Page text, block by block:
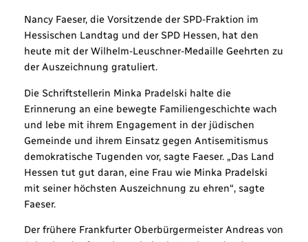
Nancy Faeser, die Vorsitzende der SPD-Fraktion im
Hessischen Landtag und der SPD Hessen, hat den
heute mit der Wilhelm-Leuschner-Medaille Geehrten zu
der Auszeichnung gratuliert.
Die Schriftstellerin Minka Pradelski halte die
Erinnerung an eine bewegte Familiengeschichte wach
und lebe mit ihrem Engagement in der jüdischen
Gemeinde und ihrem Einsatz gegen Antisemitismus
demokratische Tugenden vor, sagte Faeser. „Das Land
Hessen tut gut daran, eine Frau wie Minka Pradelski
mit seiner höchsten Auszeichnung zu ehren“, sagte
Faeser.
Der frühere Frankfurter Oberbürgermeister Andreas von